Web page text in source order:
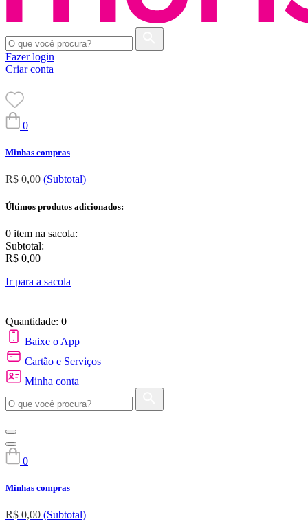
Fazer login
Criar conta
0
Minhas compras
R$ 0,00 (Subtotal)
Últimos produtos adicionados:
0 item na sacola:
Subtotal:
R$ 0,00
Ir para a sacola
Quantidade: 0
Baixe o App
Cartão e Serviços
Minha conta
0
Minhas compras
R$ 0,00 (Subtotal)